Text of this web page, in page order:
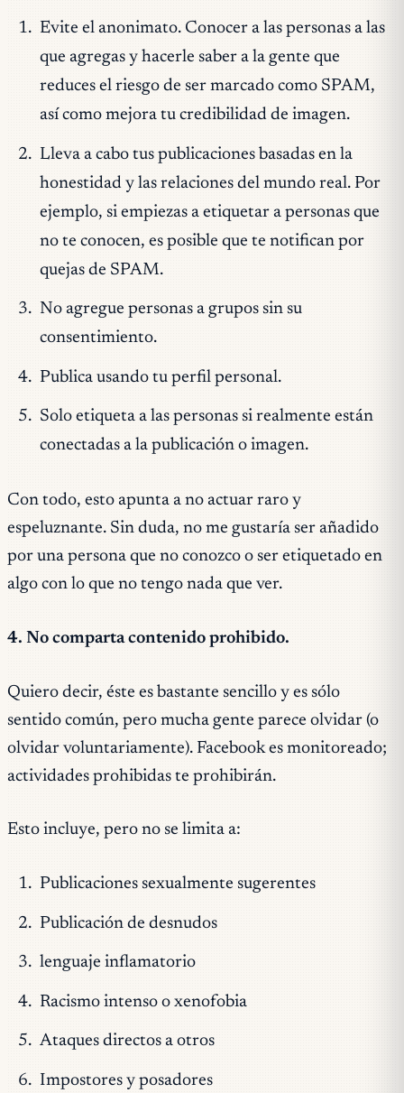
Evite el anonimato. Conocer a las personas a las
que agregas y hacerle saber a la gente que
reduces el riesgo de ser marcado como SPAM,
así como mejora tu credibilidad de imagen.
Lleva a cabo tus publicaciones basadas en la
honestidad y las relaciones del mundo real. Por
ejemplo, si empiezas a etiquetar a personas que
no te conocen, es posible que te notifican por
quejas de SPAM.
No agregue personas a grupos sin su
consentimiento.
Publica usando tu perfil personal.
Solo etiqueta a las personas si realmente están
conectadas a la publicación o imagen.
Con todo, esto apunta a no actuar raro y
espeluznante. Sin duda, no me gustaría ser añadido
por una persona que no conozco o ser etiquetado en
algo con lo que no tengo nada que ver.
4. No comparta contenido prohibido.
Quiero decir, éste es bastante sencillo y es sólo
sentido común, pero mucha gente parece olvidar (o
olvidar voluntariamente). Facebook es monitoreado;
actividades prohibidas te prohibirán.
Esto incluye, pero no se limita a:
Publicaciones sexualmente sugerentes
Publicación de desnudos
lenguaje inflamatorio
Racismo intenso o xenofobia
Ataques directos a otros
Impostores y posadores